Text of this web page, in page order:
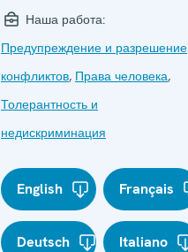
Наша работа:
Предупреждение и разрешение
конфликтов, Права человека,
Толерантность и
недискриминация
English Français
Deutsch Italiano